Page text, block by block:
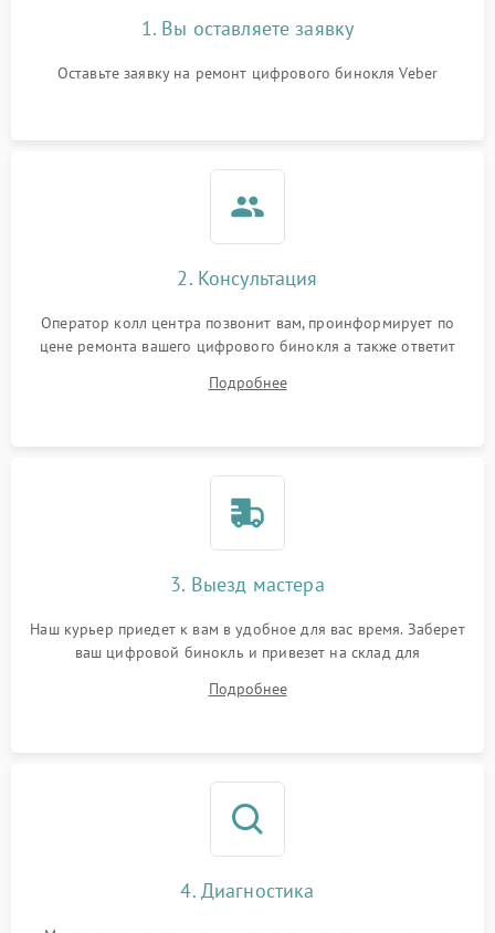
1. Вы оставляете заявку
Оставьте заявку на ремонт цифрового бинокля Veber
2. Консультация
Оператор колл центра позвонит вам, проинформирует по
цене ремонта вашего цифрового бинокля а также ответит
Подробнее
3. Выезд мастера
Наш курьер приедет к вам в удобное для вас время. Заберет
ваш цифровой бинокль и привезет на склад для
Подробнее
4. Диагностика